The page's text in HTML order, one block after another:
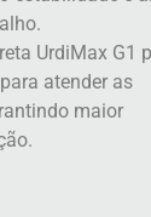
UrdiMax G1
atender as
maior